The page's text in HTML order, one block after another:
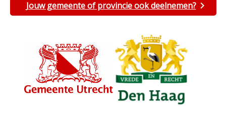
Jouw gemeente of provincie ook deelnemen?